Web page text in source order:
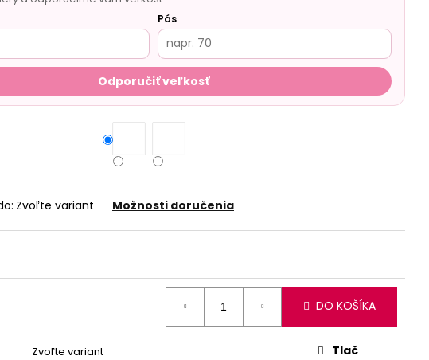
Pás
Odporučiť veľkosť
Zvoľte variant Možnosti doručenia
DO KOŠÍKA
Zvoľte variant
Tlač